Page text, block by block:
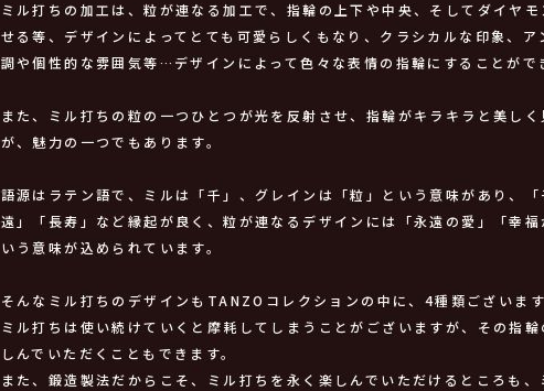
ミル打ちの加工は、粒が連なる加工で、指輪の上下や中央、そしてダイヤモ
せる等、デザインによってとても可愛らしくもなり、クラシカルな印象、ア
調や個性的な雰囲気等…デザインによって色々な表情の指輪にすることがで
また、ミル打ちの粒の一つひとつが光を反射させ、指輪がキラキラと美しく
が、魅力の一つでもあります。
語源はラテン語で、ミルは「千」、グレインは「粒」という意味があり、「
遠」「長寿」など縁起が良く、粒が連なるデザインには「永遠の愛」「幸福
いう意味が込められています。
そんなミル打ちのデザインもTANZOコレクションの中に、4種類ございます
ミル打ちは使い続けていくと摩耗してしまうことがございますが、その指輪
しんでいただくこともできます。
また、鍛造製法だからこそ、ミル打ちを永く楽しんでいただけるところも、